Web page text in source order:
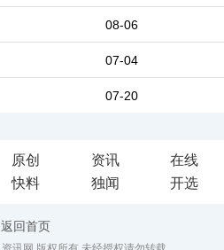
08-06
07-04
07-20
原创 资讯
在线
快料 独闻 开选
返回首页